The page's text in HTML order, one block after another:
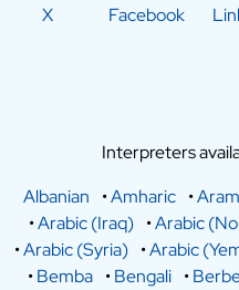
X Facebook
Interpreters
Albanian
•Amharic •
•Arabic (Iraq) •Arabic
•Arabic (Syria) •Arabic
•Bemba •Bengali •